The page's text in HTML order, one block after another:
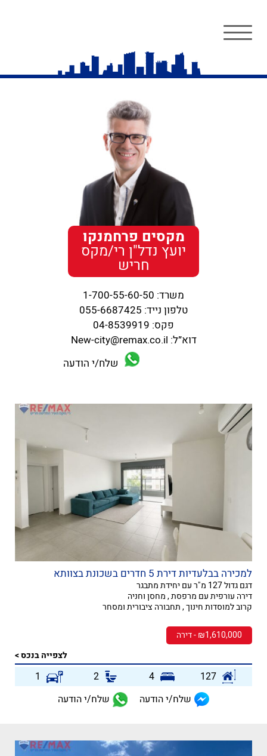
מקסים פרחמנקו
יועץ נדל"ן רי/מקס
חריש
משרד: 1-700-55-60-50
טלפון נייד: 055-6687425
פקס: 04-8539919
דוא”ל: New-city@remax.co.il
שלח/י הודעה
למכירה בבלעדיות דירת 5 חדרים בשכונת בצוותא
דגם גדול 127 מ"ר עם יחידת מתבגר
דירה עורפית עם מרפסת , מחסן וחניה
קרוב למוסדות חינוך , תחבורה ציבורית ומסחר
₪1,610,000 - דירה
לצפייה בנכס >
127
4
2
1
שלח/י הודעה
שלח/י הודעה